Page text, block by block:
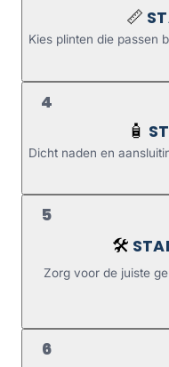
📏
Kies plinten die passen
4
🧴
Dicht naden en
5
🛠️
Zorg voor de juiste
6